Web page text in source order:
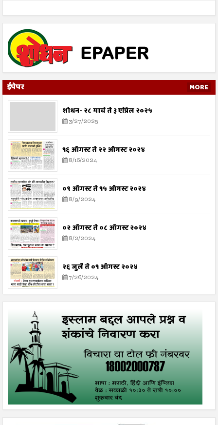
ईपेपर MORE
शोधन- २८ मार्च ते ३ एप्रिल २०२५
3/27/2025
१६ ऑगस्ट ते २२ ऑगस्ट २०२४
8/16/2024
०९ ऑगस्ट ते १५ ऑगस्ट २०२४
8/9/2024
०२ ऑगस्ट ते ०८ ऑगस्ट २०२४
8/2/2024
२६ जुलै ते ०१ ऑगस्ट २०२४
7/26/2024